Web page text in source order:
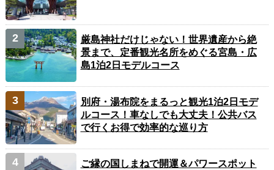
厳島神社だけじゃない！世界遺産から絶
景まで、定番観光名所をめぐる宮島・広
島1泊2日モデルコース
別府・湯布院をまるっと観光1泊2日モデ
ルコース！車なしでも大丈夫！公共バス
で行くお得で効率的な巡り方
ご縁の国しまねで開運＆パワースポット